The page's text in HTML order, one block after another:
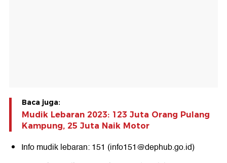
Baca juga:
Mudik Lebaran 2023: 123 Juta Orang Pulang
Kampung, 25 Juta Naik Motor
Info mudik lebaran: 151 (info151@dephub.go.id)